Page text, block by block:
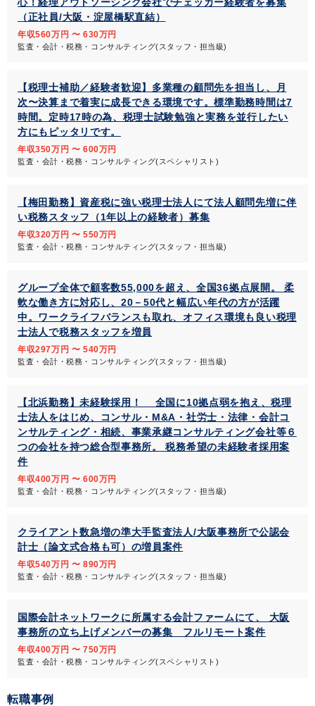
（正社員/大阪・淀屋橋駅直結）
年収560万円 〜 630万円
監査・会計・税務・コンサルティング(スタッフ・担当級)
【税理士補助／経験者歓迎】多業種の顧問先を担当し、月
次〜決算まで着実に成長できる環境です。標準勤務時間は7
時間。定時17時の為、税理士試験勉強と実務を並行したい
方にもピッタリです。
年収350万円 〜 600万円
監査・会計・税務・コンサルティング(スペシャリスト)
【梅田勤務】資産税に強い税理士法人にて法人顧問先増に伴
い税務スタッフ（1年以上の経験者）募集
年収320万円 〜 550万円
監査・会計・税務・コンサルティング(スタッフ・担当級)
グループ全体で顧客数55,000を超え、全国36拠点展開。 柔
軟な働き方に対応し、20－50代と幅広い年代の方が活躍
中。ワークライフバランスも取れ、オフィス環境も良い税理
士法人で税務スタッフを増員
年収297万円 〜 540万円
監査・会計・税務・コンサルティング(スタッフ・担当級)
【北浜勤務】未経験採用！ 全国に10拠点弱を抱え、税理
士法人をはじめ、コンサル・M&A・社労士・法律・会計コ
ンサルティング・相続、事業承継コンサルティング会社等６
つの会社を持つ総合型事務所。 税務希望の未経験者採用案
件
年収400万円 〜 600万円
監査・会計・税務・コンサルティング(スタッフ・担当級)
クライアント数急増の準大手監査法人/大阪事務所で公認会
計士（論文式合格も可）の増員案件
年収540万円 〜 890万円
監査・会計・税務・コンサルティング(スタッフ・担当級)
国際会計ネットワークに所属する会計ファームにて、 大阪
事務所の立ち上げメンバーの募集 フルリモート案件
年収400万円 〜 750万円
監査・会計・税務・コンサルティング(スペシャリスト)
転職事例